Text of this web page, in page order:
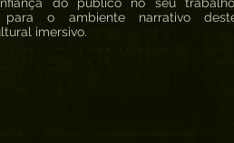
para o ambiente narrativo
imersivo.